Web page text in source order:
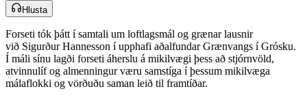
Hlusta
Forseti tók þátt í samtali um loftlagsmál og grænar lausnir
við Sigurður Hannesson í upphafi aðalfundar Grænvangs í Grósku.
Í máli sínu lagði forseti áherslu á mikilvægi þess að stjórnvöld,
atvinnulíf og almenningur væru samstíga í þessum mikilvæga
málaflokki og vörðuðu saman leið til framtíðar.​​​​‌ ‍ ​‍​‍‌‍ ‌ ​‍‌‍‍‌‌‍‌ ‌‍‍‌‌‍ ‍​‍​‍​ ‍‍​‍​‍‌ ​ ‌‍​‌‌‍ ‍‌‍‍‌‌ ‌​‌ ‍‌​‍ ‍‌‍‍‌‌‍ ​‍​‍​‍ ​​‍​‍‌‍‍​‌ ​‍‌‍‌‌‌‍‌‍​‍​‍​ ‍‍​‍​‍‌‍‍​‌ ‌​‌ ‌​‌ ​​‌ ​ ​‍ ​‍ ‌‍‌‍‌‍ ‌ ​‍‌ ​ ‌‍‌‌‌ ‌​‌‍‍‌​‍ ‌‌‍‍‌‌ ​ ‌‍ ​‌‍​‌‌‍ ‍‌‍‌​‌ ​ ​‍ ‍‌ ‌‍‌‍‌‌‌ ​‍‌‍​ ‌‍‌‌‌‍ ​​‍ ‍‌‍​‌‌ ​​‌ ​​​‍ ‌ ​ ‌ ‌​‌ ‌‌‌‍‌​‌‍‍‌‌‍ ​‍ ‌‍‍‌‌‍ ‍‌ ‌​‌‍‌‌‌‍ ‍‌ ‌​​‍ ‌‍‌‌‌‍‌​‌‍‍‌‌ ‌​​‍ ‌‍ ‌‌‍ ‌‍‌​‌‍‌‌​ ‌‌ ​​‌ ​‍‌‍‌‌‌ ​ ‌‍‌‌‌‍ ‍‌ ‌​‌‍​‌‌ ‌​‌‍‍‌‌‍ ‌‍ ‍​ ‍ ‌‍‍‌‌‍‌​​ ‌​ ‌​​ ​​‌‍‌ ‌​‌‍‌​‍‍‌​‍‌‌​‌​‌ ​ ‌‍​ ‌‍ ‍‌‍‌‍‌‌‍‌‌​‌‌‌​‌‍‌‌‌​‌​‍‍‌‌​‌‌‌‌‌‌​‍‌‌​‌​‌‌‌‍‌‌‌‌​ ‍ ‌ ‌​‌ ‍‌‌ ​​‌‍‌‌​ ‌‌‍ ‍‌‍‌‌‌ ‌ ‌ ​ ​ ‍ ‌ ​​‌‍​‌‌ ‌​‌‍‍​​ ‌‌ ​​‌‍​‌‌‍‌ ‌‍‌‌‌​​‍‌ ‌‌‌‍‍‌‌‍ ​‌‍‌​‌‍‌‌‌ ​‍​‍‌‌​ ‌‌‌​​‍‌‌ ‌‍‍ ‌‍‌‌‌ ‍‌​‍‌‌​ ​ ‌​‌​​‍‌‌​ ​ ‌​‌​​‍‌‌​ ​‍​ ​‍‌ ​‍‌‍‍‌‌‍​ ‌‍‍​‌ ‌​‌‍‌‌‌ ‍​‌ ‌​​‍ ‌​ ​‍​ ‍​‌‍‌‌‌‍ ‌‍​ ​ ‌ ​ ​‍​ ‌​‌ ‌​​‍‌‌​ ​‍​ ​‍​‍‌‌​ ‌‌‌​‌​​‍ ‍‌‍​ ‌‍ ‌‍ ‍‌ ‌​‌‍‌‌‌‍ ‍‌ ‌​​‍‌‌​ ‌‌‌​​‍‌‌ ‌‍‍ ‌‍‌‌‌ ‍‌​‍‌‌​ ​ ‌​‌​​‍‌‌​ ​ ‌​‌​​‍‌‌​ ​‍​ ​‍​ ‌​‌‍​‍‌‍‌‌​ ​​​ ‌​‌‍‌‍‌‍‌​​ ‌‌​ ‌‍‌‍‌‌‌‍‌‍​ ​ ​‍‌‌​ ​‍​ ​‍​‍‌‌​ ‌‌‌​‌​​‍ ‍‌‍​ ‌‍‍​‌‍‍‌‌‍ ​‌‍‌​‌ ​‍‌‍‌‌‌‍ ‍​‍‌‌​ ‌‌‌​​‍‌‌ ‌‍‍ ‌‍‌‌‌ ‍‌​‍‌‌​ ​ ‌​‌​​‍‌‌​ ​ ‌​‌​​‍‌‌​ ​‍​ ​‍‌‍‌​‌‍‌​​ ​​​ ‌‍​ ‌​‌‍‌‍​ ‌‌​ ‌‍​ ‌‌​ ‌‍‌‍‌​​ ​ ​‍‌‌​ ​‍​ ​‍​‍‌‌​ ‌‌‌​‌​​‍ ‍‌ ‌​‌‍‌‌‌ ‍​‌ ‌​​ ‌‍​‍‌‍​‌‌ ​ ‌‍‌‌‌‌‌‌‌ ​‍‌‍ ​​ ‌‌‍‍​‌ ‌​‌ ‌​‌ ​​‌ ​ ​‍‌‌​ ​‍‌​‌‍​‍‌‌​ ​‍‌​‌‍‌‍‌‍‌‍ ‌ ​‍‌ ​ ‌‍‌‌‌ ‌​‌‍‍‌​‍ ‌‌‍‍‌‌ ​ ‌‍ ​‌‍​‌‌‍ ‍‌‍‌​‌ ​ ​‍ ‍‌ ‌‍‌‍‌‌‌ ​‍‌‍​ ‌‍‌‌‌‍ ​​‍ ‍‌‍​‌‌ ​​‌ ​​​‍‌‌​ ​‍‌​‌‍‌ ​ ‌ ‌​‌ ‌‌‌‍‌​‌‍‍‌‌‍ ​‍‌‍‌‍‍‌‌‍‌​​ ‌​ ‌​​ ​​‌‍‌ ‌​‌‍‌​‍‍‌​‍‌‌​‌​‌ ​ ‌‍​ ‌‍ ‍‌‍‌‍‌‌‍‌‌​‌‌‌​‌‍‌‌‌​‌​‍‍‌‌​‌‌‌‌‌‌​‍‌‌​‌​‌‌‌‍‌‌‌‌​‍‌‍‌ ‌​‌ ‍‌‌ ​​‌‍‌‌​ ‌‌‍ ‍‌‍‌‌‌ ‌ ‌ ​ ​‍‌‍‌ ​​‌‍​‌‌ ‌​‌‍‍​​ ‌‌ ​​‌‍​‌‌‍‌ ‌‍‌‌‌​​‍‌ ‌‌‌‍‍‌‌‍ ​‌‍‌​‌‍‌‌‌ ​‍​‍‌‌​ ‌‌‌​​‍‌‌ ‌‍‍ ‌‍‌‌‌ ‍‌​‍‌‌​ ​ ‌​‌​​‍‌‌​ ​ ‌​‌​​‍‌‌​ ​‍​ ​‍‌ ​‍‌‍‍‌‌‍​ ‌‍‍​‌ ‌​‌‍‌‌‌ ‍​‌ ‌​​‍ ‌​ ​‍​ ‍​‌‍‌‌‌‍ ‌‍​ ​ ‌ ​ ​‍​ ‌​‌ ‌​​‍‌‌​ ​‍​ ​‍​‍‌‌​ ‌‌‌​‌​​‍ ‍‌‍​ ‌‍ ‌‍ ‍‌ ‌​‌‍‌‌‌‍ ‍‌ ‌​​‍‌‌​ ‌‌‌​​‍‌‌ ‌‍‍ ‌‍‌‌‌ ‍‌​‍‌‌​ ​ ‌​‌​​‍‌‌​ ​ ‌​‌​​‍‌‌​ ​‍​ ​‍​ ‌​‌‍​‍‌‍‌‌​ ​​​ ‌​‌‍‌‍‌‍‌​​ ‌‌​ ‌‍‌‍‌‌‌‍‌‍​ ​ ​‍‌‌​ ​‍​ ​‍​‍‌‌​ ‌‌‌​‌​​‍ ‍‌‍​ ‌‍‍​‌‍‍‌‌‍ ​‌‍‌​‌ ​‍‌‍‌‌‌‍ ‍​‍‌‌​ ‌‌‌​​‍‌‌ ‌‍‍ ‌‍‌‌‌ ‍‌​‍‌‌​ ​ ‌​‌​​‍‌‌​ ​ ‌​‌​​‍‌‌​ ​‍​ ​‍‌‍‌​‌‍‌​​ ​​​ ‌‍​ ‌​‌‍‌‍​ ‌‌​ ‌‍​ ‌‌​ ‌‍‌‍‌​​ ​ ​‍‌‌​ ​‍​ ​‍​‍‌‌​ ‌‌‌​‌​​‍ ‍‌ ‌​‌‍‌‌‌ ‍​‌ ‌​​‍‌‍‌ ​​‌‍‌‌‌ ​‍‌ ​ ‌ ​​‌‍‌‌‌‍​ ‌ ‌​‌‍‍‌‌ ‌‍‌‍‌‌​ ‌‌ ​​‌ ‌‌‌‍​‍‌‍ ​‌‍‍‌‌ ​ ‌‍‍​‌‍‌‌‌‍‌​​‍​‍‌ ‌